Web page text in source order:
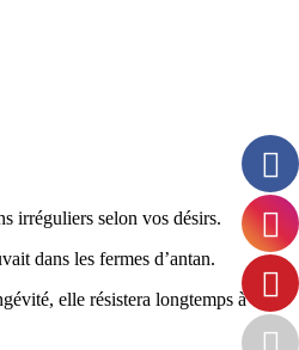
irréguliers selon vos désirs.
dans les fermes d’antan.
elle résistera longtemps à vos